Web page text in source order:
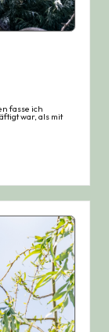
fasse ich
war, als mit